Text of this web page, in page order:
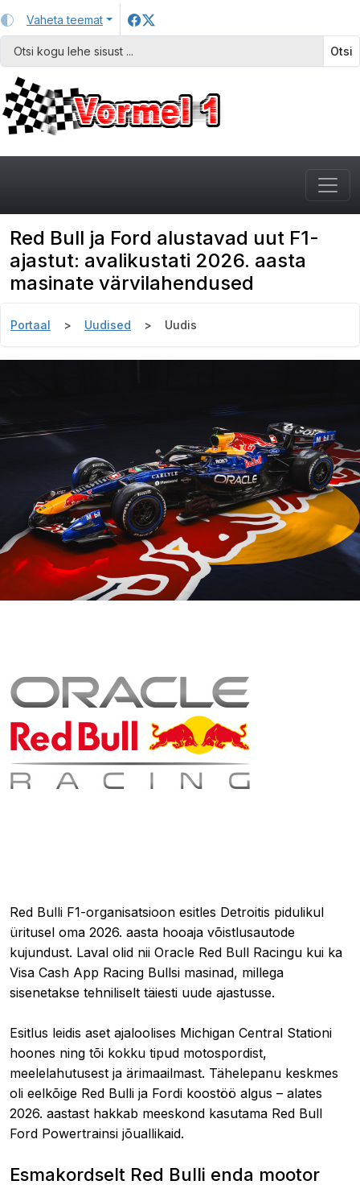
Vaheta teemat
Otsi
Red Bull ja Ford alustavad uut F1-
ajastut: avalikustati 2026. aasta
masinate värvilahendused
Portaal Uudised Uudis
Red Bulli F1-organisatsioon esitles Detroitis pidulikul
üritusel oma 2026. aasta hooaja võistlusautode
kujundust. Laval olid nii Oracle Red Bull Racingu kui ka
Visa Cash App Racing Bullsi masinad, millega
sisenetakse tehniliselt täiesti uude ajastusse.
Esitlus leidis aset ajaloolises Michigan Central Stationi
hoones ning tõi kokku tipud motospordist,
meelelahutusest ja ärimaailmast. Tähelepanu keskmes
oli eelkõige Red Bulli ja Fordi koostöö algus – alates
2026. aastast hakkab meeskond kasutama Red Bull
Ford Powertrainsi jõuallikaid.
Esmakordselt Red Bulli enda mootor